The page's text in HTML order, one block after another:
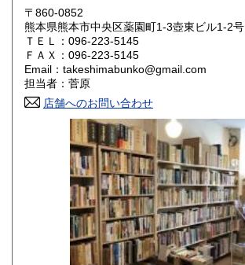
岡山県
山口県 200円
香川県 200円 愛媛県
高知県 200円
200円 長崎県
200円 大分県
200円 鹿児島県
200円
〒860-0852
熊本県熊本市中央区薬園町1-3壺東ビル1-2号
ＴＥＬ：096-223-5145
ＦＡＸ：096-223-5145
Email：takeshimabunko@gmail.com
担当者：菅原
店舗へのお問い合わせ